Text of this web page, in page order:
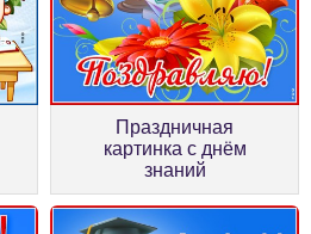
Праздничная
картинка с днём
знаний